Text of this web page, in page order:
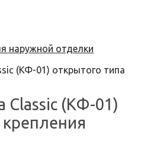
наружной отделки
(КФ-01) открытого типа
Classic (КФ-01)
крепления